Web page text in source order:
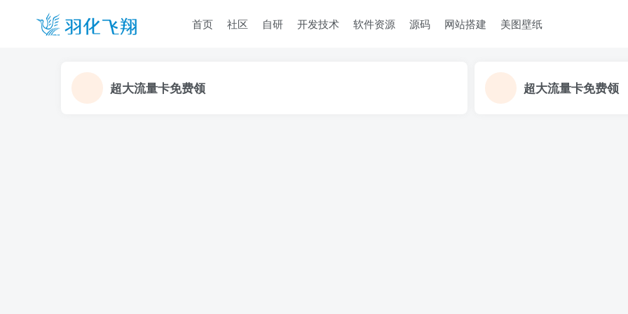
首页 社区 自研 开发技术 软件资源 源码 网站搭建 美图壁纸
超大流量卡免费领 超大流量卡免费领